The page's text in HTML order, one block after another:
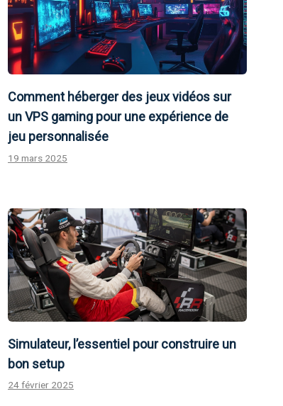
Comment héberger des jeux vidéos sur
un VPS gaming pour une expérience de
jeu personnalisée
19 mars 2025
Simulateur, l’essentiel pour construire un
bon setup
24 février 2025